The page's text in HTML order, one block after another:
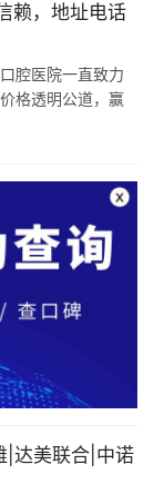
赖，地址电话
腔医院一直致力
格透明公道，赢
|达美联合|中诺